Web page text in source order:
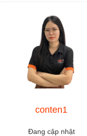
conten1
Đang cập nhật